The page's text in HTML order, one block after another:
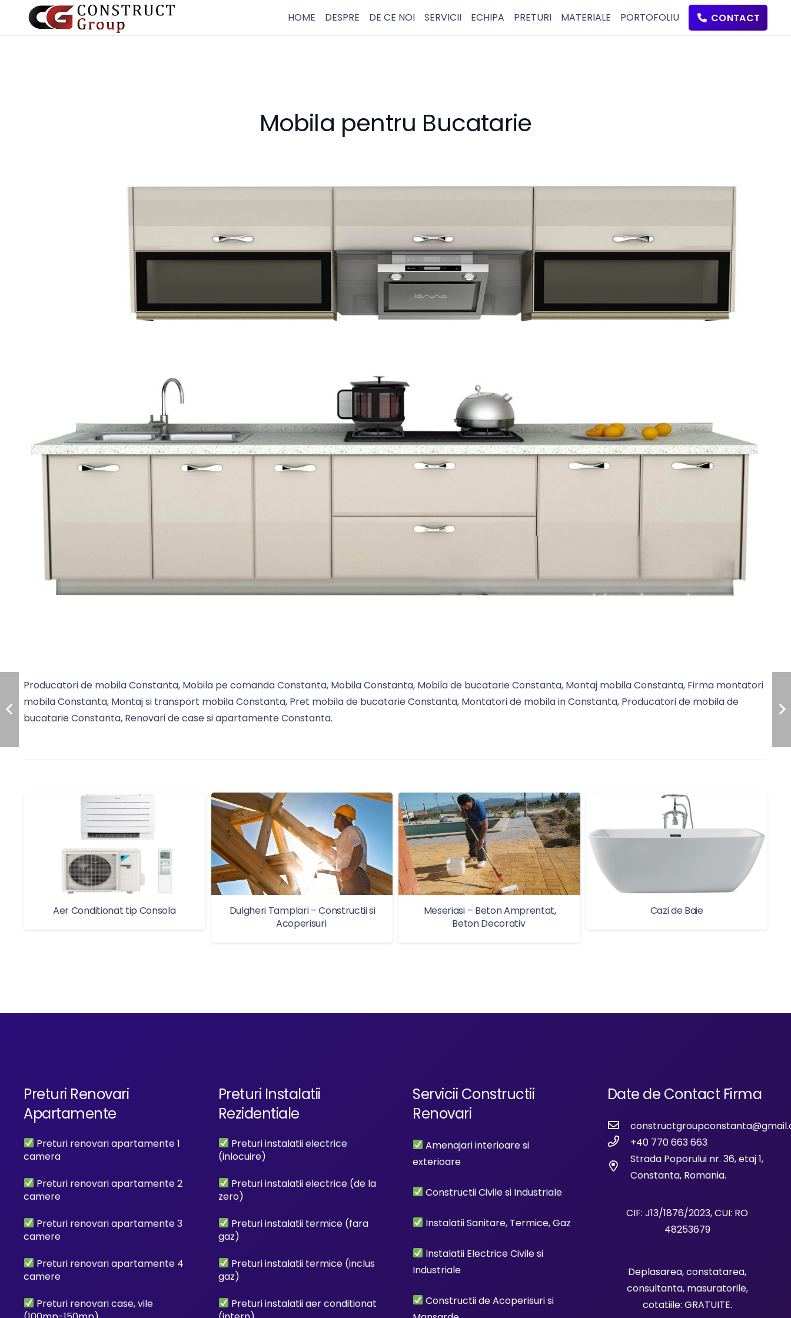
HOME DESPRE DE CE NOI SERVICII ECHIPA PRETURI MATERIALE PORTOFOLIU CONTACT
Mobila pentru Bucatarie
Producatori de mobila Constanta, Mobila pe comanda Constanta, Mobila Constanta, Mobila de bucatarie Constanta, Montaj mobila Constanta, Firma montatori
mobila Constanta, Montaj si transport mobila Constanta, Pret mobila de bucatarie Constanta, Montatori de mobila in Constanta, Producatori de mobila de
bucatarie Constanta, Renovari de case si apartamente Constanta.
Aer Conditionat tip Consola
Dulgheri Tamplari – Constructii si
Acoperisuri
Meseriasi – Beton Amprentat,
Beton Decorativ
Cazi de Baie
Preturi Renovari
Apartamente
Preturi renovari apartamente 1
camera
Preturi renovari apartamente 2
camere
Preturi renovari apartamente 3
camere
Preturi renovari apartamente 4
camere
Preturi renovari case, vile
Preturi Instalatii
Rezidentiale
Preturi instalatii electrice
(inlocuire)
Preturi instalatii electrice (de la
zero)
Preturi instalatii termice (fara
gaz)
Preturi instalatii termice (inclus
gaz)
Preturi instalatii aer conditionat
Servicii Constructii
Renovari
Amenajari interioare si
exterioare
Constructii Civile si Industriale
Instalatii Sanitare, Termice, Gaz
Instalatii Electrice Civile si
Industriale
Constructii de Acoperisuri si
Date de Contact Firma
+40 770 663 663
Strada Poporului nr. 36, etaj 1,
Constanta, Romania.
CIF: J13/1876/2023, CUI: RO
48253679
Deplasarea, constatarea,
consultanta, masuratorile,
cotatiile: GRATUITE.